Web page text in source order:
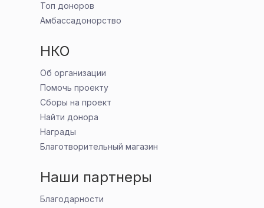
Топ доноров
Амбассадонорство
НКО
Об организации
Помочь проекту
Сборы на проект
Найти донора
Награды
Благотворительный магазин
Наши партнеры
Благодарности